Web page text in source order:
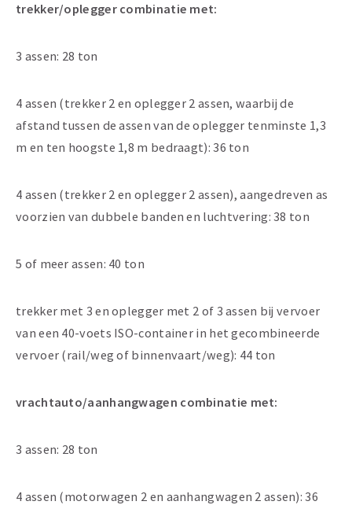
trekker/oplegger combinatie met:
3 assen: 28 ton
4 assen (trekker 2 en oplegger 2 assen, waarbij de
afstand tussen de assen van de oplegger tenminste 1,3
m en ten hoogste 1,8 m bedraagt): 36 ton
4 assen (trekker 2 en oplegger 2 assen), aangedreven as
voorzien van dubbele banden en luchtvering: 38 ton
5 of meer assen: 40 ton
trekker met 3 en oplegger met 2 of 3 assen bij vervoer
van een 40-voets ISO-container in het gecombineerde
vervoer (rail/weg of binnenvaart/weg): 44 ton
vrachtauto/aanhangwagen combinatie met:
3 assen: 28 ton
4 assen (motorwagen 2 en aanhangwagen 2 assen): 36